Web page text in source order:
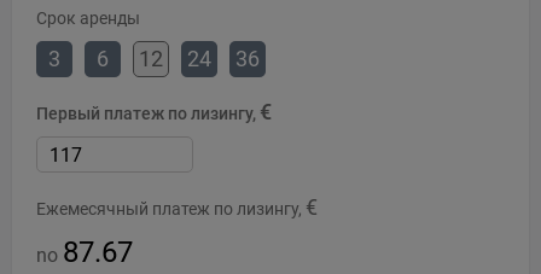
Срок аренды
3 6 12 24 36
Первый платеж по лизингу, €
Ежемесячный платеж по лизингу, €
no 87.67